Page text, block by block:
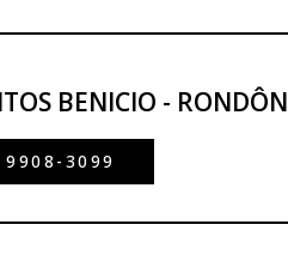
BENICIO -
9908-3099